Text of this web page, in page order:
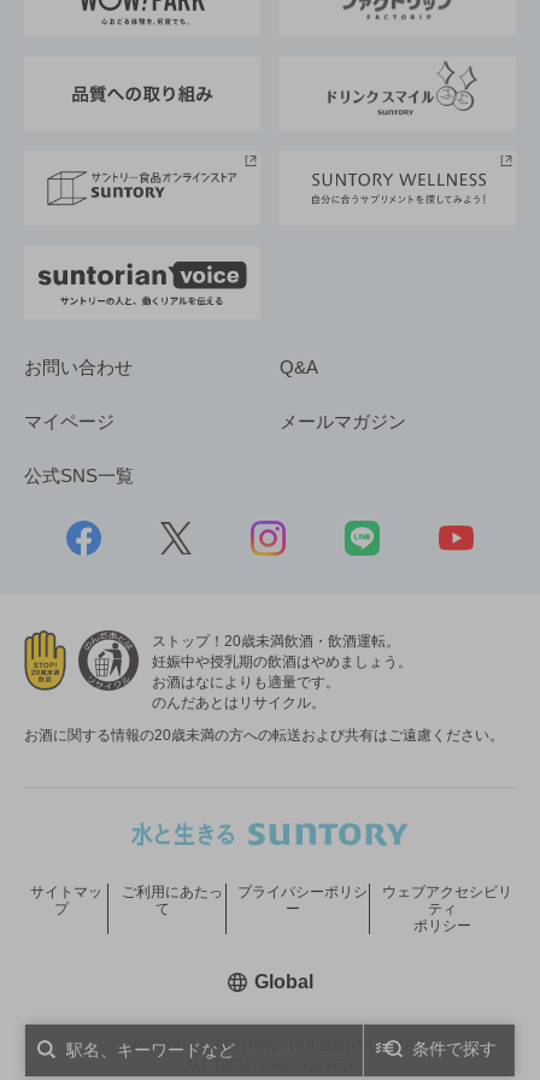
条件で探す
地域情報
サントリーサンバーズ大阪
サントリーが考えるサステナビリティ経営
企業概要
採用情報
お問い合わせ Q&A
マイページ メールマガジン
公式SNS一覧
ストップ！20歳未満飲酒・飲酒運転。
妊娠中や授乳期の飲酒はやめましょう。
お酒はなによりも適量です。
のんだあとはリサイクル。
お酒に関する情報の20歳未満の方への転送および共有はご遠慮ください。
COPYRIGHT © SUNTORY HOLDINGS LIMITED.
サイトマッ
プ
ご利用にあたっ
て
プライバシーポリシ
ー
ウェブアクセシビリ
ティ
ポリシー
Global新しいウィンドウで開く